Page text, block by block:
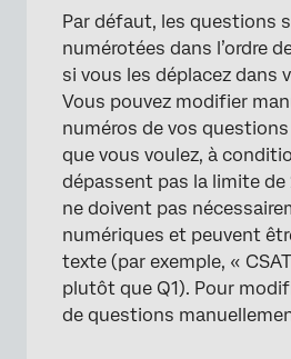
Par défaut, les questions
numérotées dans l’ordre
si vous les déplacez dans
Vous pouvez modifier
numéros de vos
que vous voulez, à
dépassent pas la limite de
ne doivent pas
numériques et peuvent
texte (par exemple, «
plutôt que Q1). Pour
de questions